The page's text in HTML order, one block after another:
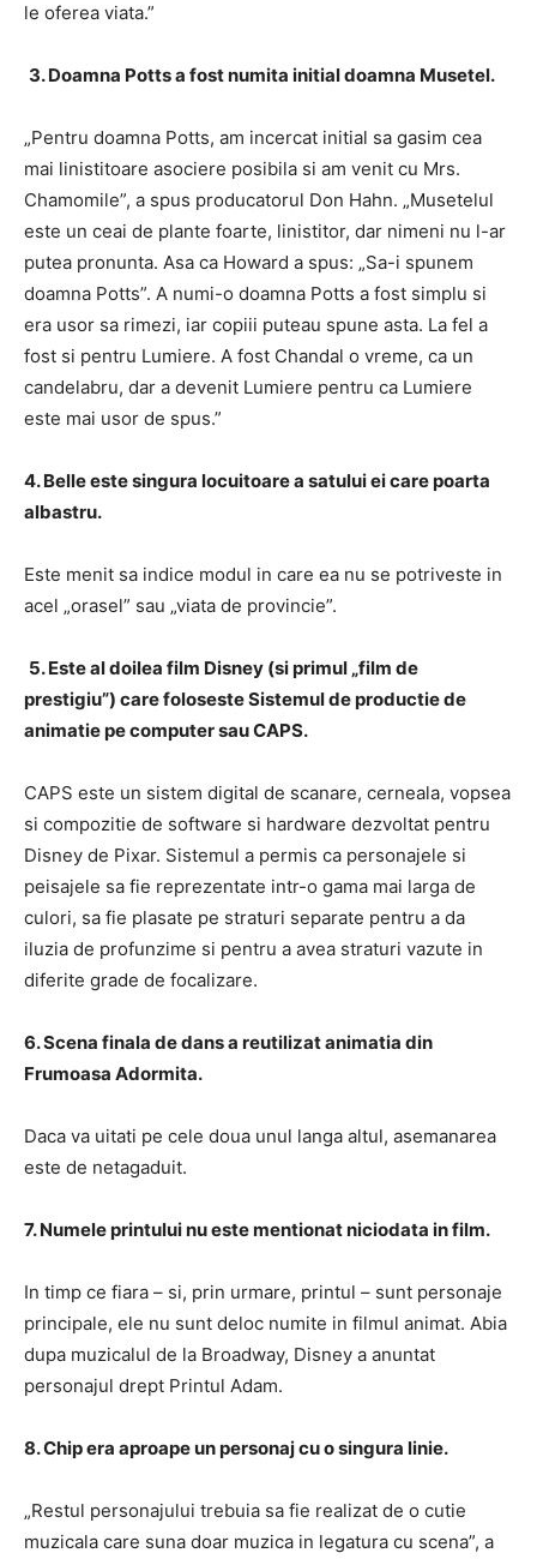
le oferea viata.”
3. Doamna Potts a fost numita initial doamna Musetel.
„Pentru doamna Potts, am incercat initial sa gasim cea
mai linistitoare asociere posibila si am venit cu Mrs.
Chamomile”, a spus producatorul Don Hahn. „Musetelul
este un ceai de plante foarte, linistitor, dar nimeni nu l-ar
putea pronunta. Asa ca Howard a spus: „Sa-i spunem
doamna Potts”. A numi-o doamna Potts a fost simplu si
era usor sa rimezi, iar copiii puteau spune asta. La fel a
fost si pentru Lumiere. A fost Chandal o vreme, ca un
candelabru, dar a devenit Lumiere pentru ca Lumiere
este mai usor de spus.”
4. Belle este singura locuitoare a satului ei care poarta
albastru.
Este menit sa indice modul in care ea nu se potriveste in
acel „orasel” sau „viata de provincie”.
5. Este al doilea film Disney (si primul „film de
prestigiu”) care foloseste Sistemul de productie de
animatie pe computer sau CAPS.
CAPS este un sistem digital de scanare, cerneala, vopsea
si compozitie de software si hardware dezvoltat pentru
Disney de Pixar. Sistemul a permis ca personajele si
peisajele sa fie reprezentate intr-o gama mai larga de
culori, sa fie plasate pe straturi separate pentru a da
iluzia de profunzime si pentru a avea straturi vazute in
diferite grade de focalizare.
6. Scena finala de dans a reutilizat animatia din
Frumoasa Adormita.
Daca va uitati pe cele doua unul langa altul, asemanarea
este de netagaduit.
7. Numele printului nu este mentionat niciodata in film.
In timp ce fiara – si, prin urmare, printul – sunt personaje
principale, ele nu sunt deloc numite in filmul animat. Abia
dupa muzicalul de la Broadway, Disney a anuntat
personajul drept Printul Adam.
8. Chip era aproape un personaj cu o singura linie.
„Restul personajului trebuia sa fie realizat de o cutie
muzicala care suna doar muzica in legatura cu scena”, a